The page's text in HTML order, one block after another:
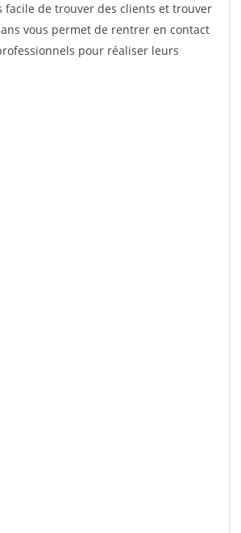
de trouver des clients et trouver
vous permet de rentrer en contact
pour réaliser leurs